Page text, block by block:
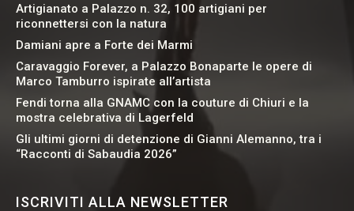
Artigianato a Palazzo n. 32, 100 artigiani per
riconnettersi con la natura
Damiani apre a Forte dei Marmi
Caravaggio Forever, a Palazzo Bonaparte le opere di
Marco Tamburro ispirate all’artista
Fendi torna alla GNAMC con la couture di Chiuri e la
mostra celebrativa di Lagerfeld
Gli ultimi giorni di detenzione di Gianni Alemanno, tra i
“Racconti di Sabaudia 2026”
ISCRIVITI ALLA NEWSLETTER